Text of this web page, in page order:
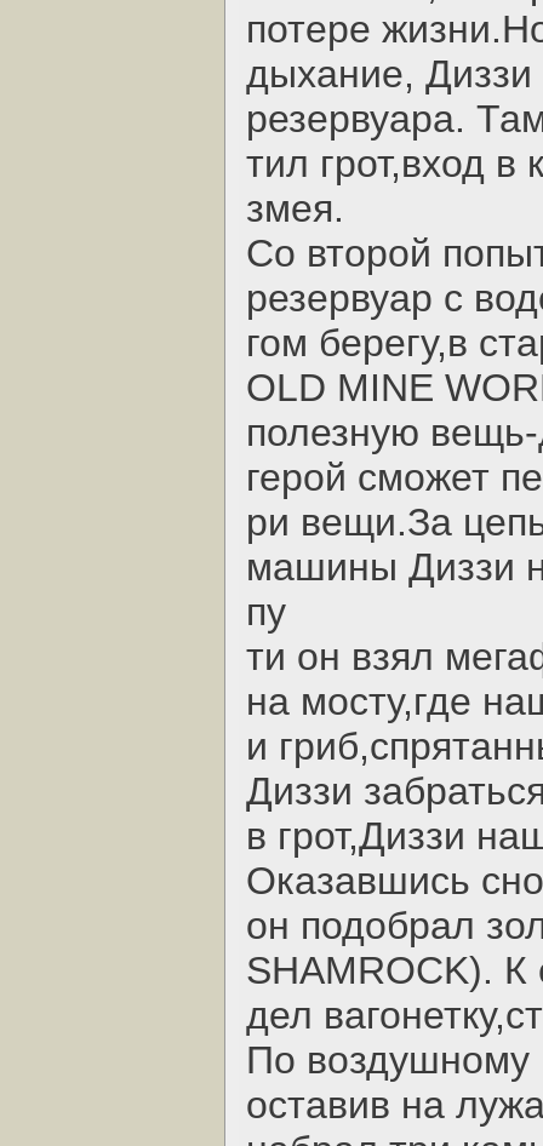
потере
дыхание, Диззи
резервуара.
тил грот,вход
змея.
Со второй
резервуар с
гом берегу,в
OLD MINE
полезную
герой сможет
ри вещи.За
машины Диззи
пу
ти он взял
на мосту,где
и
Диззи
в грот,Диззи
Оказавшись
он подобрал
SHAMROCK). К
дел
По воздушному
оставив на